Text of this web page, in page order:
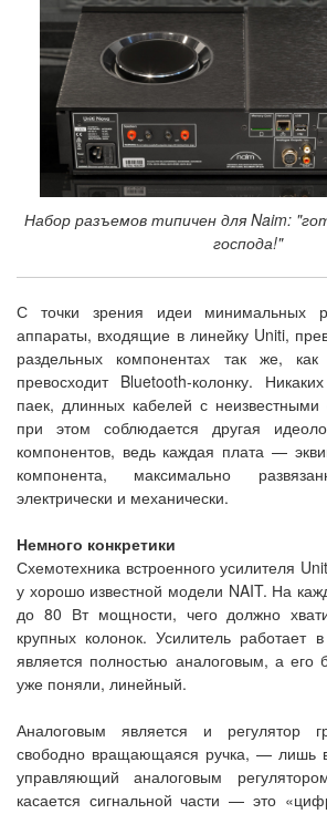
Набор разъемов типичен для Naim:
господа!"
С точки зрения идеи минимальных
аппараты, входящие в линейку Uniti,
раздельных компонентах так же,
превосходит Bluetooth-колонку.
паек, длинных кабелей с
при этом соблюдается другая
компонентов, ведь каждая плата —
компонента, максимально
электрически и механически.
Немного конкретики
Схемотехника встроенного усилителя
у хорошо известной модели NAIT. На
до 80 Вт мощности, чего должно
крупных колонок. Усилитель работает
является полностью аналоговым, а его
уже поняли, линейный.
Аналоговым является и регулятор
свободно вращающаяся ручка, — лишь
управляющий аналоговым
касается сигнальной части — это